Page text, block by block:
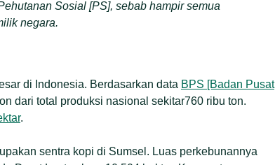
Sosial [PS], sebab hampir semua
negara.
di Indonesia. Berdasarkan data BPS [Badan Pusat
dari total produksi nasional sekitar760 ribu ton.
.
sentra kopi di Sumsel. Luas perkebunannya